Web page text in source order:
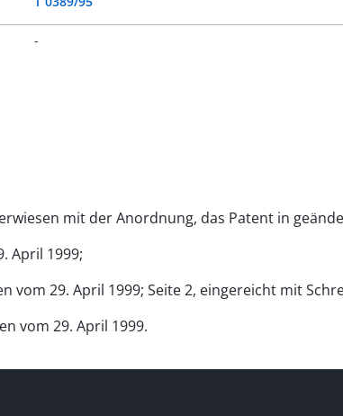
-
mit der Anordnung, das Patent in
April 1999;
29. April 1999; Seite 2, eingereicht mit
vom 29. April 1999.